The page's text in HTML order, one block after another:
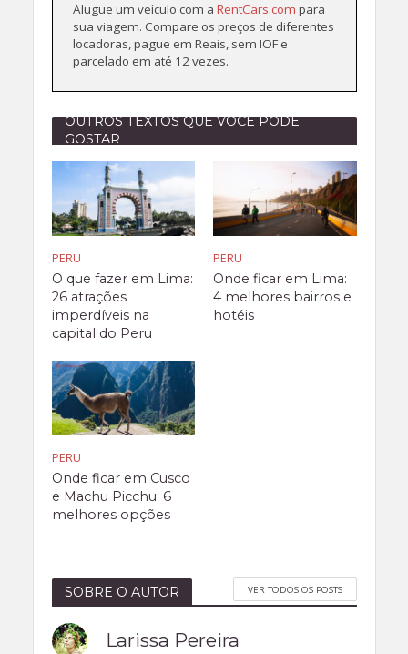
Alugue um veículo com aRentCars.compara
sua viagem. Compare os preços de diferentes
locadoras, pague em Reais, sem IOF e
parcelado em até 12 vezes.
OUTROS TEXTOS QUE VOCÊ PODE
GOSTAR
PERU
O que fazer em Lima:
26 atrações
imperdíveis na
capital do Peru
PERU
Onde ficar em Lima:
4 melhores bairros e
hotéis
PERU
Onde ficar em Cusco
e Machu Picchu: 6
melhores opções
SOBRE O AUTOR VER TODOS OS POSTS
Larissa Pereira